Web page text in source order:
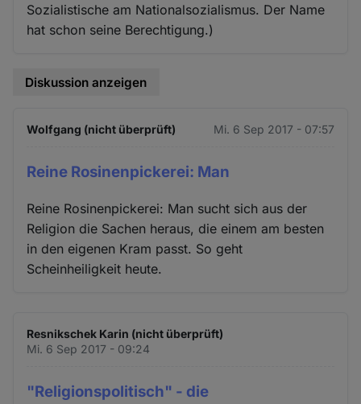
Sozialistische am Nationalsozialismus. Der Name
hat schon seine Berechtigung.)
Diskussion anzeigen
Wolfgang (nicht überprüft) Mi. 6 Sep 2017 - 07:57
Reine Rosinenpickerei: Man
Reine Rosinenpickerei: Man sucht sich aus der
Religion die Sachen heraus, die einem am besten
in den eigenen Kram passt. So geht
Scheinheiligkeit heute.
Resnikschek Karin (nicht überprüft)
Mi. 6 Sep 2017 - 09:24
"Religionspolitisch" - die